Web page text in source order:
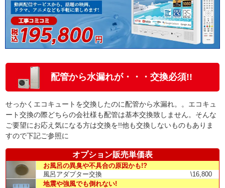
配管から水漏れが・・・交換必須!!
せっかくエコキュートを交換したのに配管から水漏れ。。エコキュ
ート交換の際どちらの会社様も配管は基本交換致しません。そんな
ご要望にお応え気になる方は交換を!!他も交換しないものもありま
すので下記ご参照に
オプション販売単価表
お風呂の異臭や不具合の原因かも!?
風呂アダプター交換
\16,800
地震や強風でも倒れない!